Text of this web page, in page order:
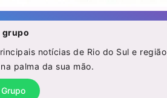
grupo
notícias de Rio do Sul e região
palma da sua mão.